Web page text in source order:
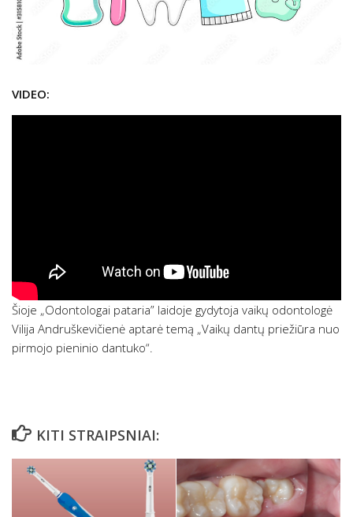
VIDEO:
Šioje „Odontologai pataria” laidoje gydytoja vaikų odontologė
Vilija Andruškevičienė aptarė temą „Vaikų dantų priežiūra nuo
pirmojo pieninio dantuko“.
KITI STRAIPSNIAI: